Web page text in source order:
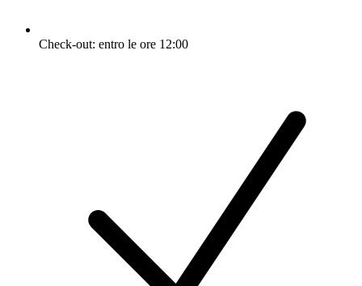
Check-out: entro le ore 12:00